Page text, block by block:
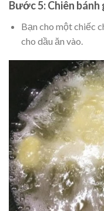
Bước 5: Chiên bánh
Bạn cho một chiếc
cho dầu ăn vào.